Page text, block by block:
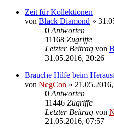
Zeit für Kollektionen
von Black Diamond »
0Antworten
11168 Zugriffe
Letzter Beitrag von
31.05.2016, 20:26
Brauche Hilfe beim
von NegCon »
0Antworten
11446 Zugriffe
Letzter Beitrag von
21.05.2016, 07:57